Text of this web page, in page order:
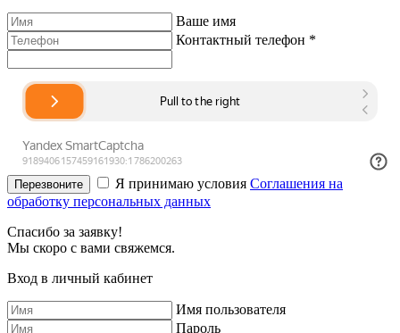
Ваше имя
Контактный телефон *
Перезвоните Я принимаю условия Соглашения на
обработку персональных данных
Спасибо за заявку!
Мы скоро с вами свяжемся.
Вход в личный кабинет
Имя пользователя
Пароль